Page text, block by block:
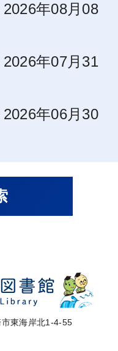
年08月08
年07月31
年06月30
東海岸北1-4-55